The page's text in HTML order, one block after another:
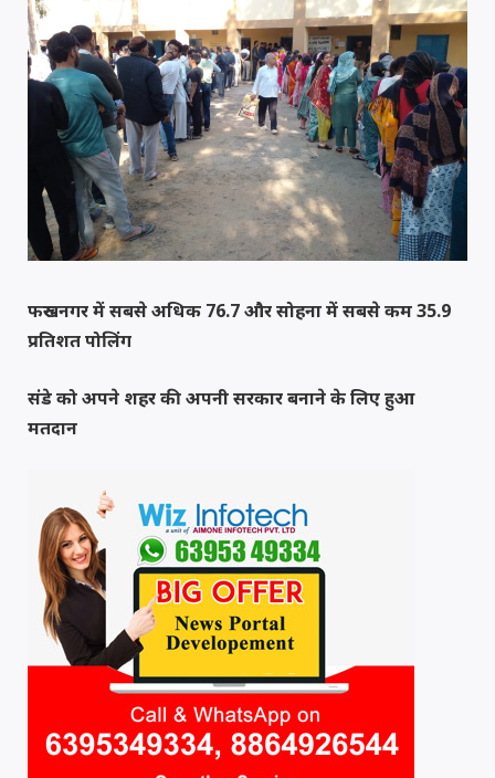
फरुखनगर में सबसे अधिक 76.7 और सोहना में सबसे कम 35.9
प्रतिशत पोलिंग
संडे को अपने शहर की अपनी सरकार बनाने के लिए हुआ
मतदान